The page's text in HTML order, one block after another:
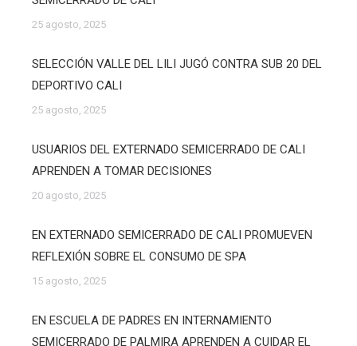
25 agosto, 2025
SELECCIÓN VALLE DEL LILI JUGÓ CONTRA SUB 20 DEL
DEPORTIVO CALI
25 agosto, 2025
USUARIOS DEL EXTERNADO SEMICERRADO DE CALI
APRENDEN A TOMAR DECISIONES
20 agosto, 2025
EN EXTERNADO SEMICERRADO DE CALI PROMUEVEN
REFLEXIÓN SOBRE EL CONSUMO DE SPA
15 agosto, 2025
EN ESCUELA DE PADRES EN INTERNAMIENTO
SEMICERRADO DE PALMIRA APRENDEN A CUIDAR EL